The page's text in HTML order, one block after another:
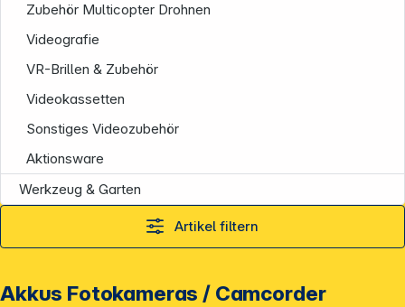
Zubehör Multicopter Drohnen
Videografie
VR-Brillen & Zubehör
Videokassetten
Sonstiges Videozubehör
Aktionsware
Werkzeug & Garten
Artikel filtern
Akkus Fotokameras / Camcorder